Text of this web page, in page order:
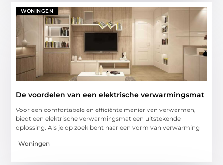
WONINGEN
De voordelen van een elektrische verwarmingsmat
Voor een comfortabele en efficiënte manier van verwarmen,
biedt een elektrische verwarmingsmat een uitstekende
oplossing. Als je op zoek bent naar een vorm van verwarming
Woningen